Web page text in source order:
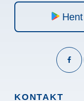
KONTAKT